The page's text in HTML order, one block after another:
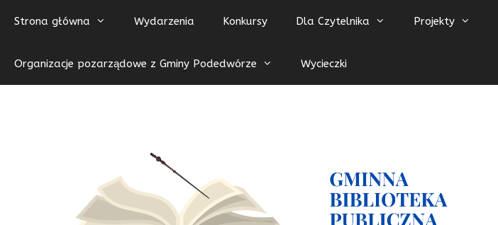
doStrona główna Wydarzenia Konkursy Dla Czytelnika Projekty
Organizacje pozarządowe z Gminy Podedwórze Wycieczki